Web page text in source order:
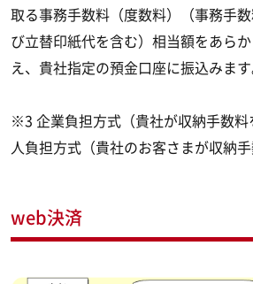
取る事務手数料（度数料）（事務手
び立替印紙代を含む）相当額をあら
え、貴社指定の預金口座に振込みます
※3 企業負担方式（貴社が収納手数
人負担方式（貴社のお客さまが収納手
web決済